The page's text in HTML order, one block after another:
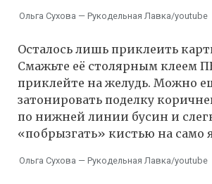
Ольга Сухова — Рукодельная Лавка/youtube
Осталось лишь приклеить
Смажьте её столярным клеем
приклейте на желудь. Можно
затонировать поделку
по нижней линии бусин и
«побрызгать» кистью на само
Ольга Сухова — Рукодельная Лавка/youtube